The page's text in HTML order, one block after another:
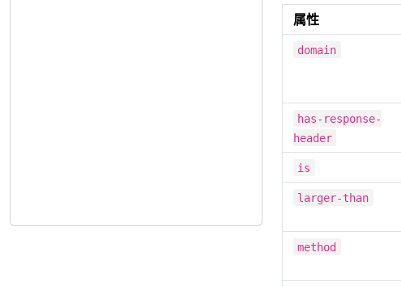
属性
domain
has-response-
header
is
larger-than
method